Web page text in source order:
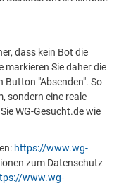
dass kein Bot die
Sie daher die
Button "Absenden". So
sondern eine reale
WG-Gesucht.de wie
https://www.wg-
zum Datenschutz
www.wg-